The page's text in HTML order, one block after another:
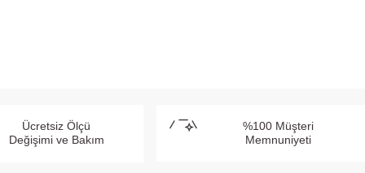
Ücretsiz Ölçü
Değişimi ve Bakım
%100 Müşteri
Memnuniyeti